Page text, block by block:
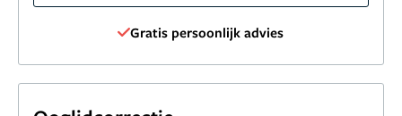
Gratis persoonlijk advies